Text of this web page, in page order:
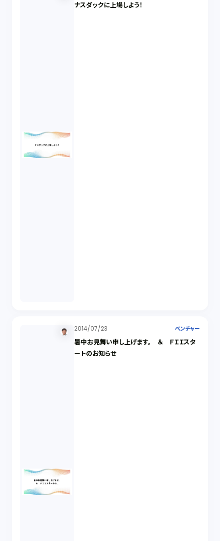
ナスダックに上場しよう！
2014/07/23 ベンチャー
暑中お見舞い申し上げます。 ＆ ＦＩＩスタ
ートのお知らせ